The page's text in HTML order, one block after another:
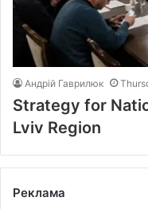
Андрій Гаврилюк
Strategy for
Lviv Region
Реклама